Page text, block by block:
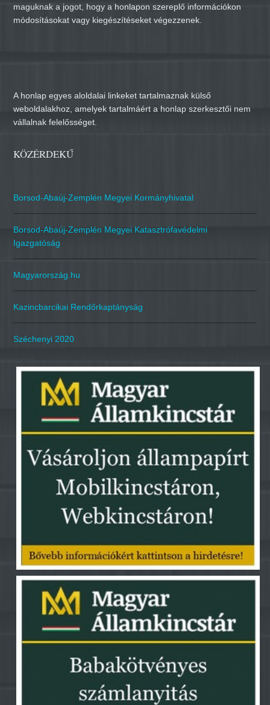
maguknak a jogot, hogy a honlapon szereplő információkon
módosításokat vagy kiegészítéseket végezzenek.
A honlap egyes aloldalai linkeket tartalmaznak külső
weboldalakhoz, amelyek tartalmáért a honlap szerkesztői nem
vállalnak felelősséget.
KÖZÉRDEKŰ
Borsod-Abaúj-Zemplén Megyei Kormányhivatal
Borsod-Abaúj-Zemplén Megyei Katasztrófavédelmi
Igazgatóság
Magyarország.hu
Kazincbarcikai Rendőrkaptányság
Széchenyi 2020